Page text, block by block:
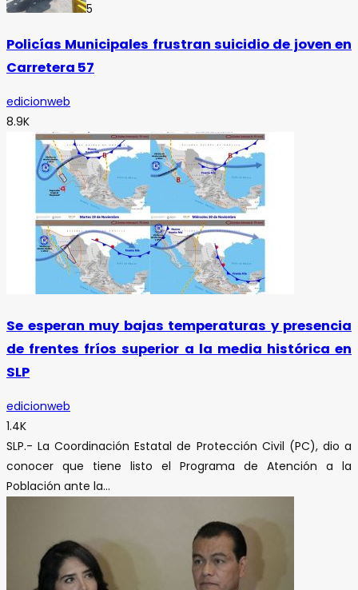
5
Policías Municipales frustran suicidio de joven en
Carretera 57
edicionweb
8.9K
Se esperan muy bajas temperaturas y presencia
de frentes fríos superior a la media histórica en
SLP
edicionweb
1.4K
SLP.- La Coordinación Estatal de Protección Civil (PC), dio a
conocer que tiene listo el Programa de Atención a la
Población ante la...